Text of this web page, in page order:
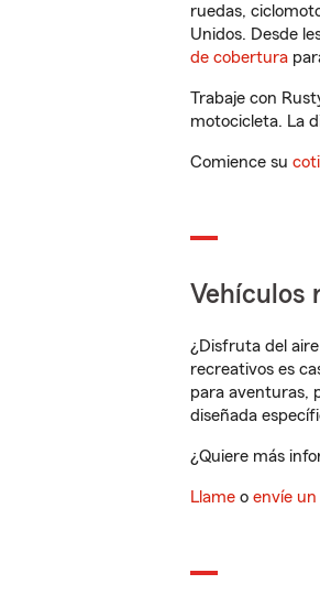
ruedas,
Unidos. Desde
de cobertura
Trabaje con
motocicleta. La
Comience su
Vehículos
¿Disfruta del
recreativos es
para aventuras,
diseñada
¿Quiere más
Llame o envíe